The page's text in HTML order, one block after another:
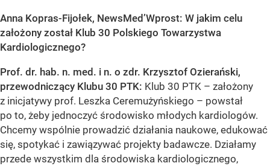
Anna Kopras-Fijołek, NewsMed’Wprost: W jakim celu
założony został Klub 30 Polskiego Towarzystwa
Kardiologicznego?
Prof. dr. hab. n. med. i n. o zdr. Krzysztof Ozierański,
przewodniczący Klubu 30 PTK: Klub 30 PTK – założony
z inicjatywy prof. Leszka Ceremużyńskiego – powstał
po to, żeby jednoczyć środowisko młodych kardiologów.
Chcemy wspólnie prowadzić działania naukowe, edukować
się, spotykać i zawiązywać projekty badawcze. Działamy
przede wszystkim dla środowiska kardiologicznego,